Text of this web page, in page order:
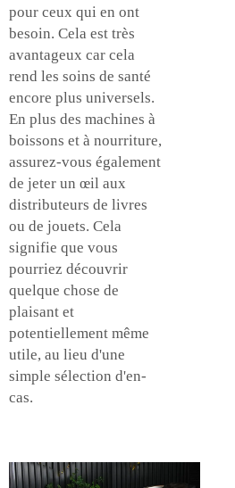
pour ceux qui en ont
besoin. Cela est très
avantageux car cela
rend les soins de santé
encore plus universels.
En plus des machines à
boissons et à nourriture,
assurez-vous également
de jeter un œil aux
distributeurs de livres
ou de jouets. Cela
signifie que vous
pourriez découvrir
quelque chose de
plaisant et
potentiellement même
utile, au lieu d'une
simple sélection d'en-
cas.